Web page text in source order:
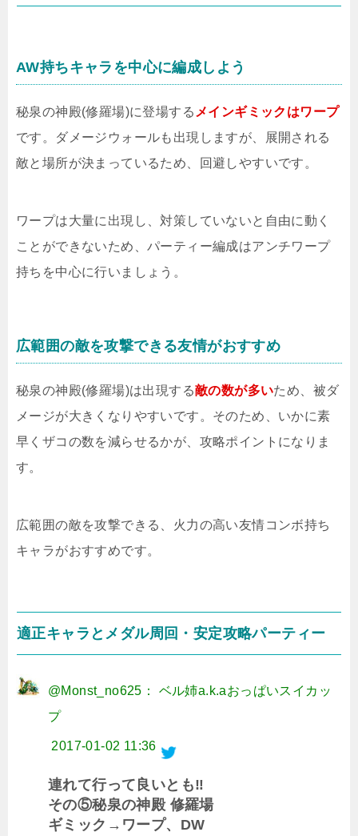
AW持ちキャラを中心に編成しよう
秘泉の神殿(修羅場)に登場する メインギミックはワープ
です。ダメージウォールも出現しますが、展開される
敵と場所が決まっているため、回避しやすいです。
ワープは大量に出現し、対策していないと自由に動く
ことができないため、パーティー編成はアンチワープ
持ちを中心に行いましょう。
広範囲の敵を攻撃できる友情がおすすめ
秘泉の神殿(修羅場)は出現する敵の数が多いため、被ダ
メージが大きくなりやすいです。そのため、いかに素
早くザコの数を減らせるかが、攻略ポイントになりま
す。
広範囲の敵を攻撃できる、火力の高い友情コンボ持ち
キャラがおすすめです。
適正キャラとメダル周回・安定攻略パーティー
@Monst_no625： ベル姉a.k.aおっぱいスイカッ
プ
2017-01-02 11:36
連れて行って良いとも‼︎
その⑤秘泉の神殿 修羅場
ギミック→ワープ、DW